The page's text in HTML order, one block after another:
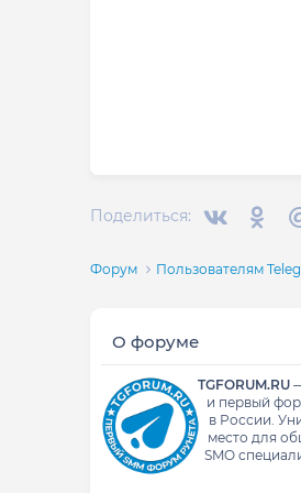
Поделиться:
Форум Пользователям
О форуме
TGFORUM.RU
и первый
в России.
место для
SMO